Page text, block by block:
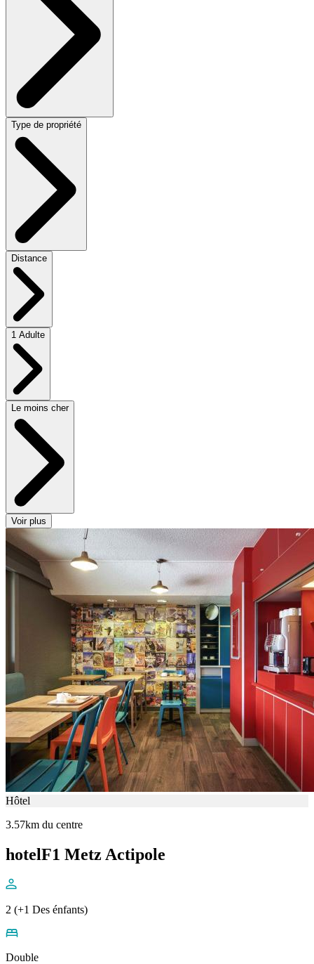
Type de propriété
Distance
1 Adulte
Le moins cher
Voir plus
Hôtel
3.57km du centre
hotelF1 Metz Actipole
2 (+1 Des énfants)
Double